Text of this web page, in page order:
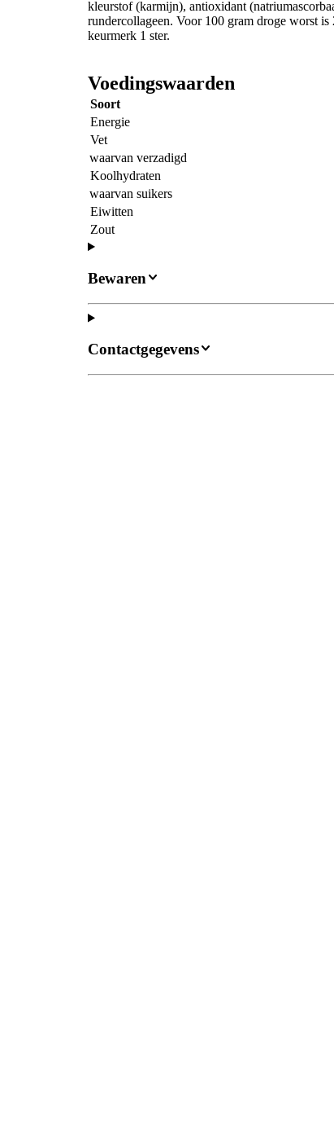
kleurstof (karmijn), antioxidant
rundercollageen. Voor 100 gram droge worst
keurmerk 1 ster.
Voedingswaarden
Soort
Energie
Vet
waarvan verzadigd
Koolhydraten
waarvan suikers
Eiwitten
Zout
Bewaren
Contactgegevens